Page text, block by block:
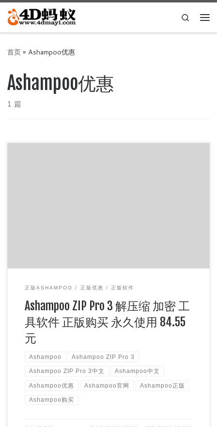
Skip to content
Search
首页» Ashampoo优惠
Ashampoo优惠
1 篇
正版ASHAMPOO 正版优惠 正版软件
Ashampoo ZIP Pro 3 解压缩 加密 工
具软件 正版购买 永久使用 84.55
元
Ashampoo Ashampoo ZIP Pro 3
Ashampoo ZIP Pro 3中文 Ashampoo中文
Ashampoo优惠 Ashampoo官网 Ashampoo正版
Ashampoo购买